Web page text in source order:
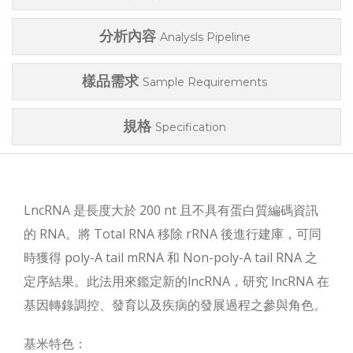
分析內容 Analysls Pipeline
樣品需求 Sample Requirements
規格 Specification
LncRNA 是長度大於 200 nt 且不具有蛋白質編碼資訊
的 RNA。將 Total RNA 移除 rRNA 後進行建庫，可同
時獲得 poly-A tail mRNA 和 Non-poly-A tail RNA 之
定序結果。此法用來鑑定新的lncRNA，研究 lncRNA 在
基因轉錄調控、發育以及疾病的發展過程之參與角色。
基米特色：